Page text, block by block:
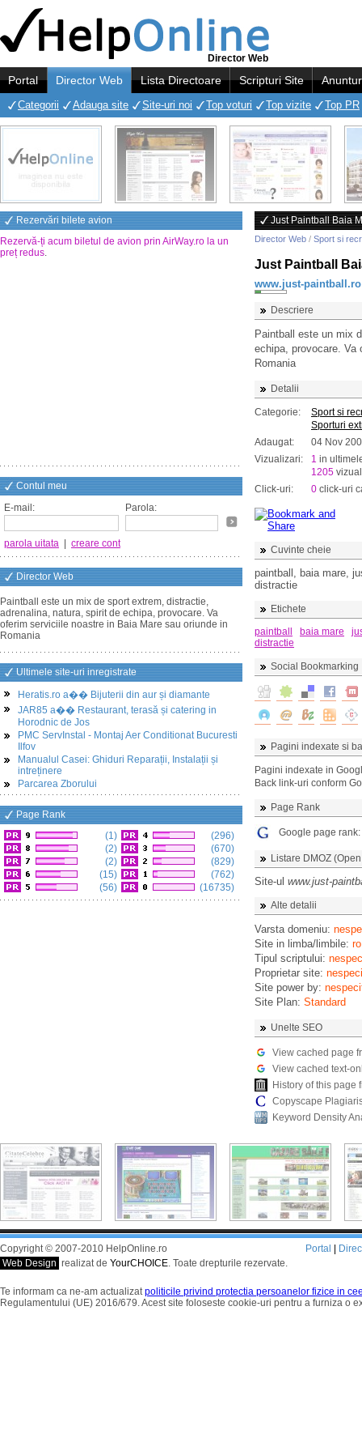
Director Web
Portal Director Web Lista Directoare Scripturi Site
Categorii Adauga site Site-uri noi Top voturi Top vizite Top PR
Rezervări bilete avion
Rezervă-ți acum biletul de avion prin AirWay.ro la un
preț redus.
Contul meu
E-mail:
Parola:
parola uitata creare cont
Director Web
Paintball este un mix de sport extrem, distractie,
adrenalina, natura, spirit de echipa, provocare. Va
oferim serviciile noastre in Baia Mare sau oriunde in
Romania
Ultimele site-uri inregistrate
Heratis.ro a�� Bijuterii din aur și diamante
JAR85 a�� Restaurant, terasă și catering in
Horodnic de Jos
PMC ServInstal - Montaj Aer Conditionat Bucuresti
Ilfov
Manualul Casei: Ghiduri Reparații, Instalații și
intreținere
Parcarea Zborului
Page Rank
(1)
(2)
(2)
(15)
(56)
(296)
(670)
(829)
(762)
(16735)
Just Paintball Baia
Director Web / Sport si
Just Paintball
www.just-paintball.ro
Descriere
Paintball este un mix
echipa, provocare. Va
Romania
Detalii
Categorie:
Sport si
Sporturi
Adaugat:
04 Nov
Vizualizari:
1 in
1205
Click-uri:
0 click-uri
Cuvinte cheie
paintball, baia mare,
distractie
Etichete
paintball
baia mare
distractie
Social Bookmarking
Pagini indexate si
Pagini indexate in
Back link-uri conform
Page Rank
Google page rank:
Listare DMOZ
Site-ul www.just-
Alte detalii
Varsta domeniu:
Site in limba/limbile: ro
Tipul scriptului:
Proprietar site:
Site power by:
Site Plan: Standard
Unelte SEO
View cached page
View cached text-
History of this page
Copyscape
Keyword Density
Copyright © 2007-2010 HelpOnline.ro
Web Design realizat de YourCHOICE. Toate drepturile rezervate.
Portal
Te informam ca ne-am actualizatpoliticile privind protectia persoanelor fizice in
Regulamentului (UE) 2016/679. Acest site foloseste cookie-uri pentru a furniza o